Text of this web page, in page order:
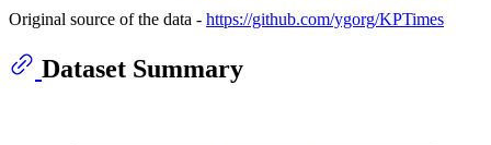
Original source of the data - https://github.com/ygorg/KPTimes
Dataset Summary